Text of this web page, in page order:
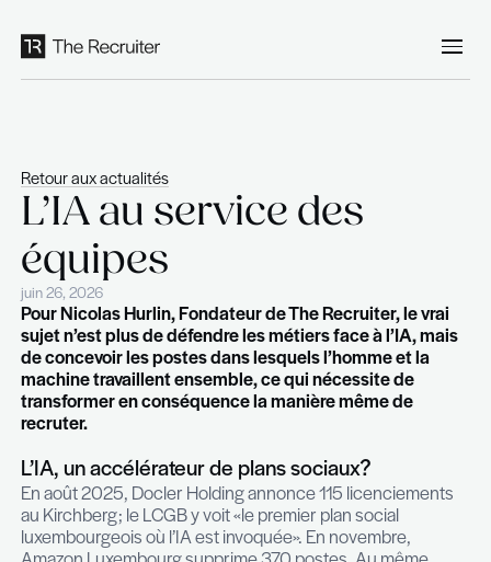
Retour aux actualités
L’IA au service des
équipes
juin 26, 2026
Pour Nicolas Hurlin, Fondateur de The
sujet n’est plus de défendre les métiers face à
machine travaillent ensemble, ce qui
transformer en conséquence la manière
recruter.